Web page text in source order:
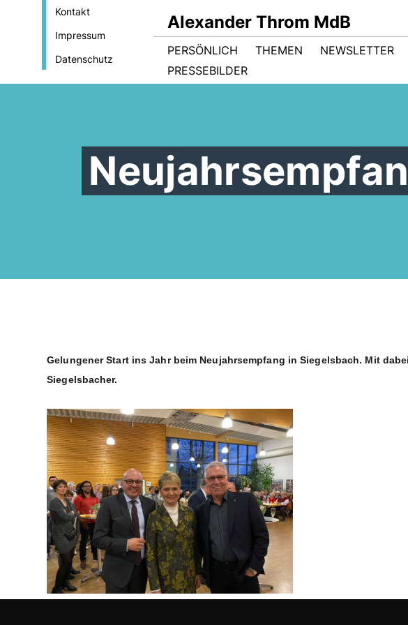
Kontakt
Impressum
Datenschutz
Alexander Throm MdB
PERSÖNLICH THEMEN NEWSLETTER
PRESSEBILDER
Gelungener Start ins Jahr beim Neujahrsempfang in Siegelsbach. Mit
Siegelsbacher.